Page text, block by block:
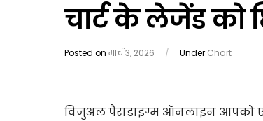
चार्ट के लेजेंड को
Posted onमार्च 3, 2026 / Under Chart
विजुअल पैराडाइग्म ऑनलाइन आपको